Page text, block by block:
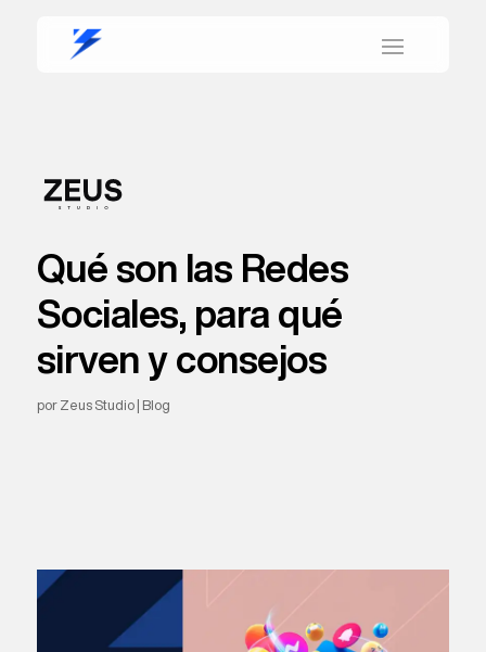
Qué son las Redes
Sociales, para qué
sirven y consejos
por Zeus Studio| Blog